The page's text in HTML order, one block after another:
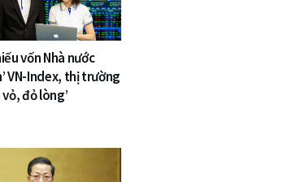
vốn Nhà nước
VN-Index, thị trường
vỏ, đỏ lòng’